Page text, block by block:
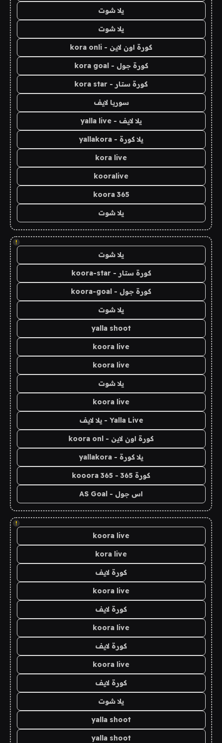
يلا شوت
يلا شوت
كورة اون لاين - kora onli
كورة جول - kora goal
كورة ستار - kora star
سوريا لايف
يلا لايف - yalla live
يلا كورة - yallakora
kora live
kooralive
koora 365
يلا شوت
!
يلا شوت
كورة ستار - koora-star
كورة جول - koora-goal
يلا شوت
yalla shoot
koora live
koora live
يلا شوت
koora live
Yalla Live - يلا لايف
كورة اون لاين - koora onl
يلا كورة - yallakora
كورة 365 - kooora 365
اس جول - AS Goal
!
koora live
kora live
كورة لايف
koora live
كورة لايف
koora live
كورة لايف
koora live
كورة لايف
يلا شوت
yalla shoot
yalla shoot